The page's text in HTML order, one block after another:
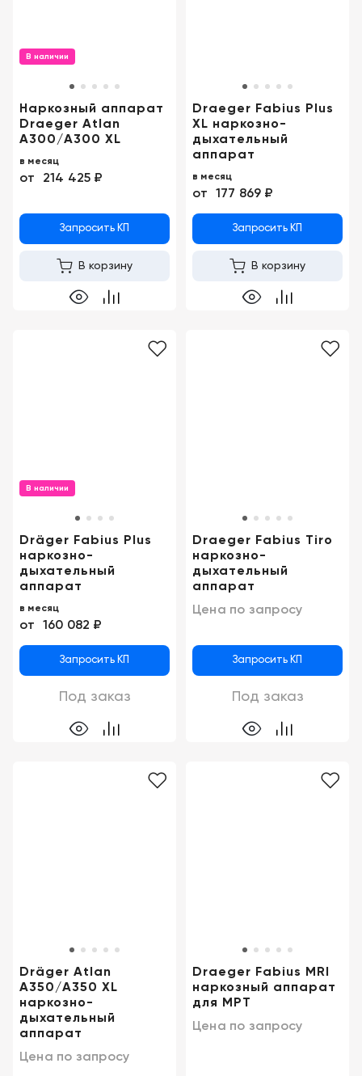
Доставка
оплата
Карьера
Отзывы
товарах
Контакты
В наличии
Наркозный аппарат
Draeger Atlan
A300/A300 XL
в месяц
от 214 425 ₽
Запросить КП
В корзину
Draeger Fabius Plus
XL наркозно-
дыхательный
аппарат
в месяц
от 177 869 ₽
Запросить КП
В корзину
В наличии
Dräger Fabius Plus
наркозно-
дыхательный
аппарат
в месяц
от 160 082 ₽
Запросить КП
Под заказ
Draeger Fabius Tiro
наркозно-
дыхательный
аппарат
Цена по запросу
Запросить КП
Под заказ
Dräger Atlan
A350/A350 XL
наркозно-
дыхательный
аппарат
Цена по запросу
Draeger Fabius MRI
наркозный аппарат
для МРТ
Цена по запросу